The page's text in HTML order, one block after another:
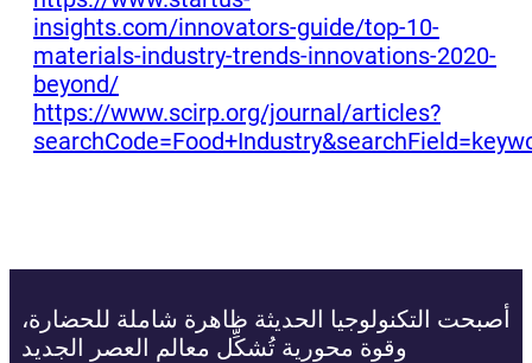
insights.com/innovators-guide/top-10-
materials-industry-trends-innovations-2020-
beyond/
https://www.scirp.org/journal/articles?
أصبحت التكنولوجيا الحديثة ظاهرة شاملة للحضارة،
وقوة محورية تُشكِّل معالم العصر الجديد